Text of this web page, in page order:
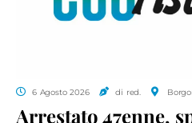
6 Agosto 2026 di red.
Arrestato 47enne,